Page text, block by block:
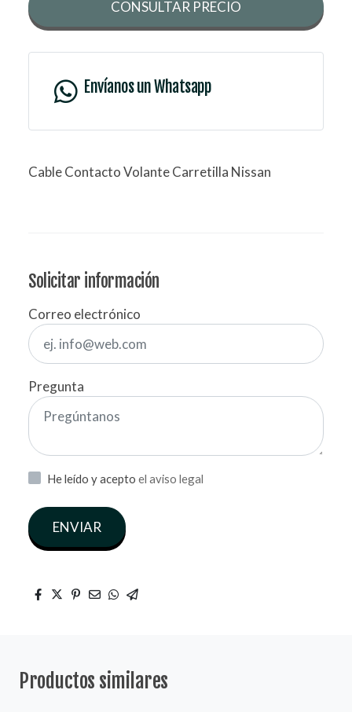
CONSULTAR PRECIO
Envíanos un Whatsapp
Cable Contacto Volante Carretilla Nissan
Solicitar información
Correo electrónico
Pregunta
He leído y acepto el aviso legal
ENVIAR
Productos similares